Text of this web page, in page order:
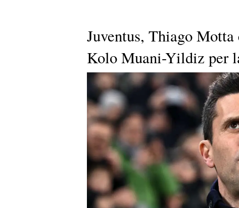
Juventus, Thiago
Kolo Muani-Yildiz per